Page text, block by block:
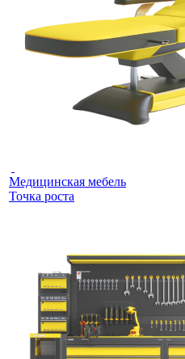
Медицинская мебель
Точка роста